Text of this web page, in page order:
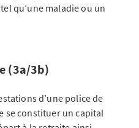
qu’une maladie ou un
(3a/3b)
d’une police de
se constituer un capital